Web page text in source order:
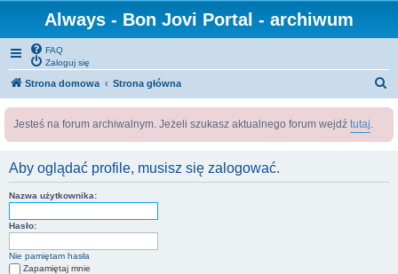
Always - Bon Jovi Portal - archiwum
FAQ
Zaloguj się
Strona domowa Strona główna
Jesteś na forum archiwalnym. Jeżeli szukasz aktualnego forum wejdź tutaj.
Aby oglądać profile, musisz się zalogować.
Nazwa użytkownika:
Hasło:
Nie pamiętam hasła
Zapamiętaj mnie